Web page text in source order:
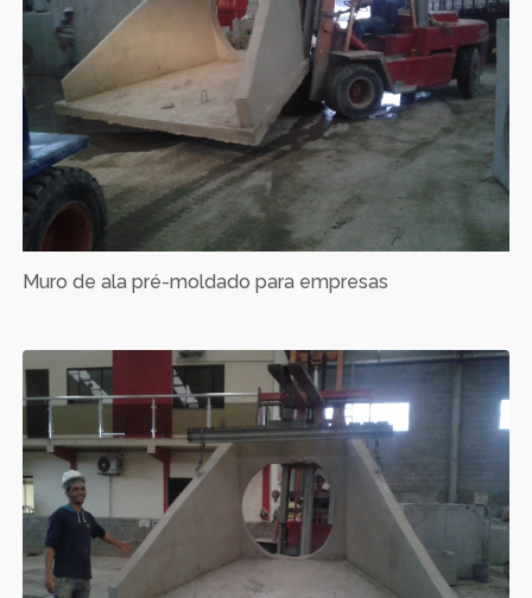
Muro de ala pré-moldado para empresas